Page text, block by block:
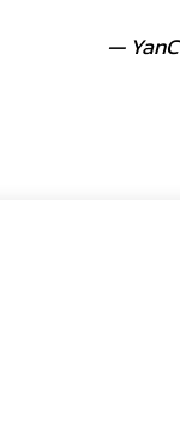
—